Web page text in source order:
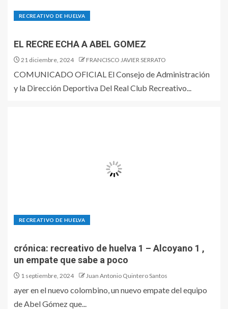
RECREATIVO DE HUELVA
EL RECRE ECHA A ABEL GOMEZ
21 diciembre, 2024 FRANCISCO JAVIER SERRATO
COMUNICADO OFICIAL El Consejo de Administración
y la Dirección Deportiva Del Real Club Recreativo...
RECREATIVO DE HUELVA
crónica: recreativo de huelva 1 – Alcoyano 1 ,
un empate que sabe a poco
1 septiembre, 2024 Juan Antonio Quintero Santos
ayer en el nuevo colombino, un nuevo empate del equipo
de Abel Gómez que...